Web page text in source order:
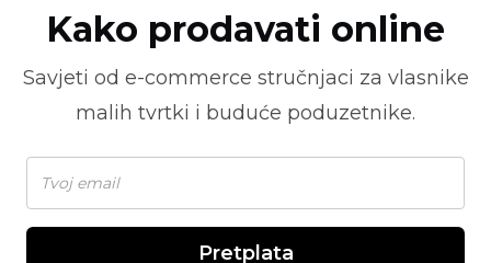
Kako prodavati online
Savjeti od e-commerce stručnjaci za vlasnike
malih tvrtki i buduće poduzetnike.
Pretplata